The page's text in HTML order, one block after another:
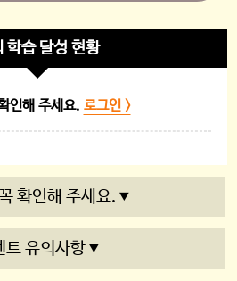
학습 달성 현황
인해 주세요. 로그인 >
확인해 주세요.
트 유의사항